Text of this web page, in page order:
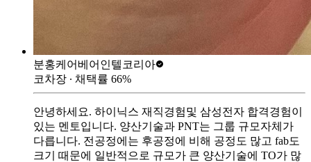
분홍케어베어 인텔코리아
코차장 ∙ 채택률 66%
안녕하세요. 하이닉스 재직경험및 삼성전자 합격경험이
있는 멘토입니다. 양산기술과 PNT는 그룹 규모자체가
다릅니다. 전공정에는 후공정에 비해 공정도 많고 fab도
크기 때문에 일반적으로 규모가 큰 양산기술에 TO가 많